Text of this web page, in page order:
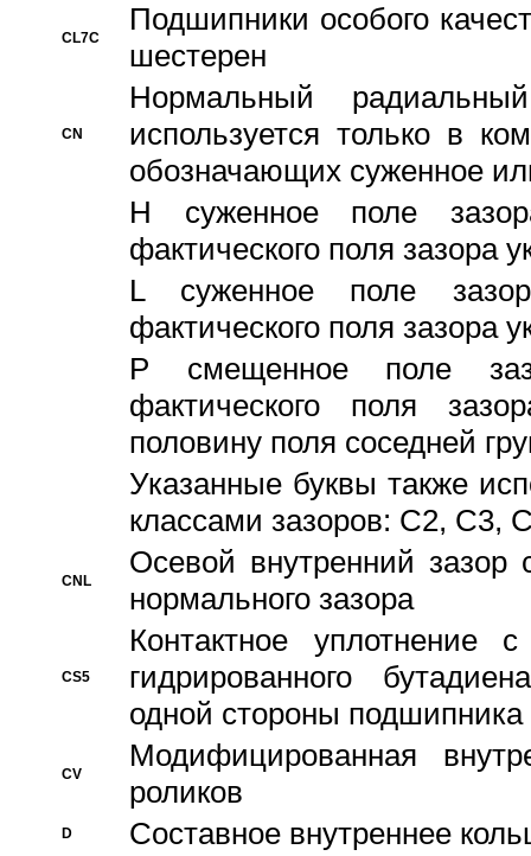
CL7C
Подшипники особого
шестерен
CN
Hормальный
используется только в
обозначающих суженное
H суженное поле
фактического поля зазора
L суженное поле
фактического поля зазора
P смещенное поле
фактического поля
половину поля соседней
Указанные буквы также
классами зазоров: С2,
CNL
Осевой внутренний зазор
нормального зазора
CS5
Контактное уплотнение
гидрированного
одной стороны подшипника
CV
Модифицированная
роликов
D Составное внутреннее